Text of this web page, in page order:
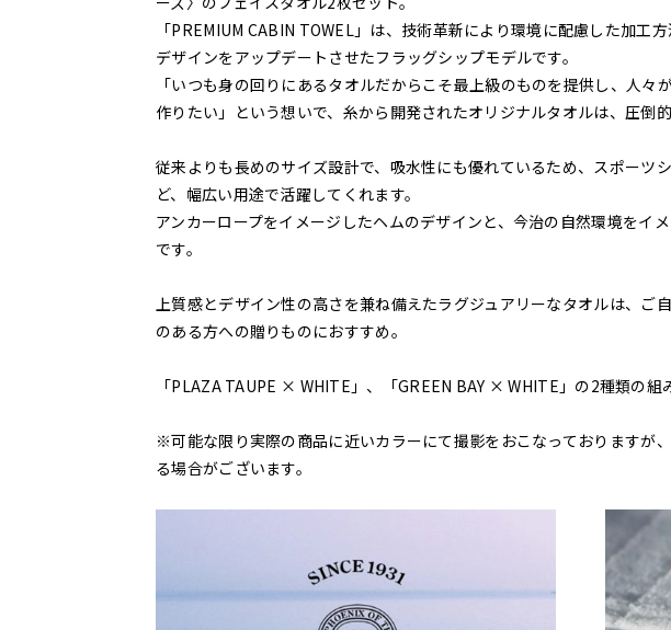
「PREMIUM CABIN TOWEL」は、技術革新により環境に配慮した加工
デザインをアップデートさせたフラッグシップモデルです。
「いつも身の回りにあるタオルだからこそ最上級のものを提供し、人
作りたい」という想いで、糸から開発されたオリジナルタオルは、圧倒
従来よりも長めのサイズ設計で、吸水性にも優れているため、スポーツ
ど、幅広い用途で活躍してくれます。
アンカーロープをイメージしたヘムのデザインと、今治の自然環境をイ
です。
上質感とデザイン性の高さを兼ね備えたラグジュアリーなタオルは、ご
のある方への贈りものにおすすめ。
「PLAZA TAUPE × WHITE」、「GREEN BAY × WHITE」の2種類の組
※可能な限り実際の商品に近いカラーにて撮影をおこなっておりますが
る場合がございます。